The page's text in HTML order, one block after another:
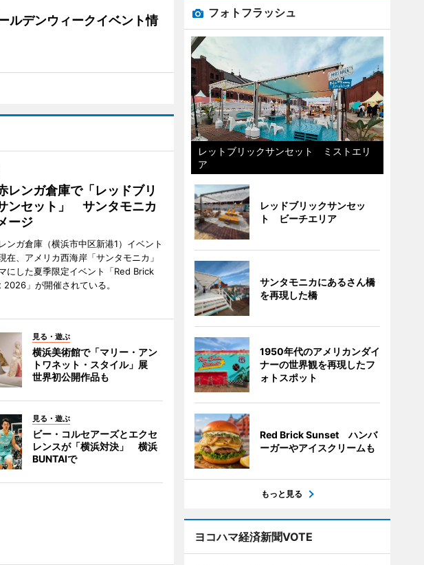
デンウィークイベント情
レンガ倉庫で「レッドブリ
ンセット」 サンタモニカ
ージ
ンガ倉庫（横浜市中区新港1）イベント
在、アメリカ西海岸「サンタモニカ」
にした夏季限定イベント「Red Brick
」が開催されている。
見る・遊ぶ
横浜美術館で「マリー・アン
トワネット・スタイル」展
世界初公開作品も
見る・遊ぶ
ビー・コルセアーズとエクセ
レンスが「横浜対決」 横浜
BUNTAIで
フォトフラッシュ
レットブリックサンセット ミストエリ
ア
レッドブリックサンセッ
ト ビーチエリア
サンタモニカにあるさん橋
を再現した橋
1950年代のアメリカンダイ
ナーの世界観を再現したフ
ォトスポット
Red Brick Sunset ハンバ
ーガーやアイスクリームも
もっと見る
ヨコハマ経済新聞VOTE